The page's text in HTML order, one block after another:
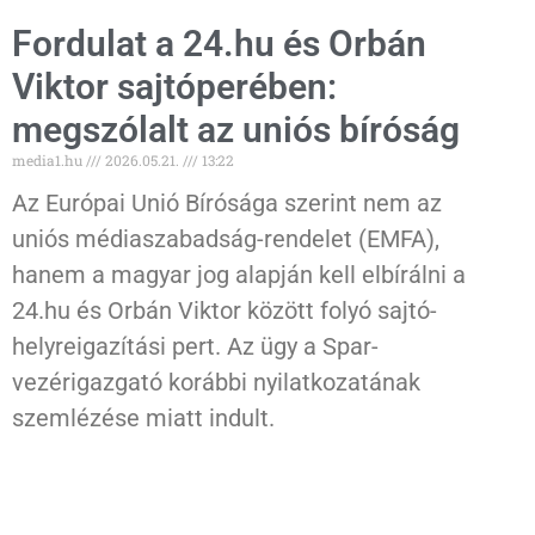
Fordulat a 24.hu és Orbán
Viktor sajtóperében:
megszólalt az uniós bíróság
media1.hu 2026.05.21. 13:22
Az Európai Unió Bírósága szerint nem az
uniós médiaszabadság-rendelet (EMFA),
hanem a magyar jog alapján kell elbírálni a
24.hu és Orbán Viktor között folyó sajtó-
helyreigazítási pert. Az ügy a Spar-
vezérigazgató korábbi nyilatkozatának
szemlézése miatt indult.